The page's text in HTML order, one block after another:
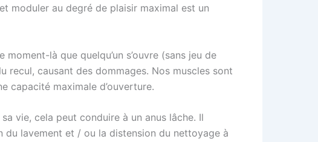
moduler au degré de plaisir maximal est un
là que quelqu’un s’ouvre (sans jeu de
recul, causant des dommages. Nos muscles sont
capacité maximale d’ouverture.
vie, cela peut conduire à un anus lâche. Il
du lavement et / ou la distension du nettoyage à